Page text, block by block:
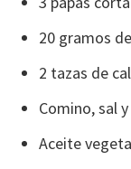
20 gramos
2 tazas de
Comino, sal
Aceite